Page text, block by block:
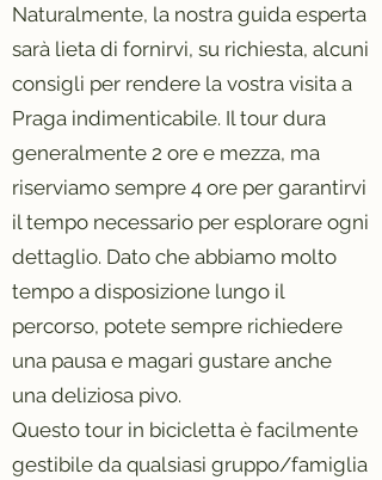
Naturalmente, la nostra guida esperta
sarà lieta di fornirvi, su richiesta, alcuni
consigli per rendere la vostra visita a
Praga indimenticabile. Il tour dura
generalmente 2 ore e mezza, ma
riserviamo sempre 4 ore per garantirvi
il tempo necessario per esplorare ogni
dettaglio. Dato che abbiamo molto
tempo a disposizione lungo il
percorso, potete sempre richiedere
una pausa e magari gustare anche
una deliziosa pivo.
Questo tour in bicicletta è facilmente
gestibile da qualsiasi gruppo/famiglia